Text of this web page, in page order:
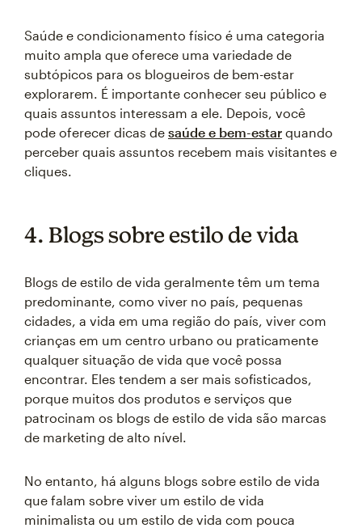
Saúde e condicionamento físico é uma categoria
muito ampla que oferece uma variedade de
subtópicos para os blogueiros de bem-estar
explorarem. É importante conhecer seu público e
quais assuntos interessam a ele. Depois, você
pode oferecer dicas de saúde e bem-estar quando
perceber quais assuntos recebem mais visitantes e
cliques.
4. Blogs sobre estilo de vida
Blogs de estilo de vida geralmente têm um tema
predominante, como viver no país, pequenas
cidades, a vida em uma região do país, viver com
crianças em um centro urbano ou praticamente
qualquer situação de vida que você possa
encontrar. Eles tendem a ser mais sofisticados,
porque muitos dos produtos e serviços que
patrocinam os blogs de estilo de vida são marcas
de marketing de alto nível.
No entanto, há alguns blogs sobre estilo de vida
que falam sobre viver um estilo de vida
minimalista ou um estilo de vida com pouca